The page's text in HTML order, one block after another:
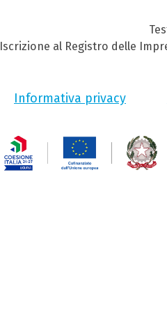
Iscrizione al Registro delle
Informativa privacy